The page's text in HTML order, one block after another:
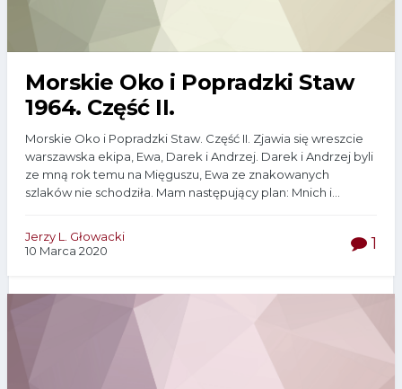
Morskie Oko i Popradzki Staw
1964. Część II.
Morskie Oko i Popradzki Staw. Część II. Zjawia się wreszcie
warszawska ekipa, Ewa, Darek i Andrzej. Darek i Andrzej byli
ze mną rok temu na Mięguszu, Ewa ze znakowanych
szlaków nie schodziła. Mam następujący plan: Mnich i...
Jerzy L. Głowacki
10 Marca 2020
1